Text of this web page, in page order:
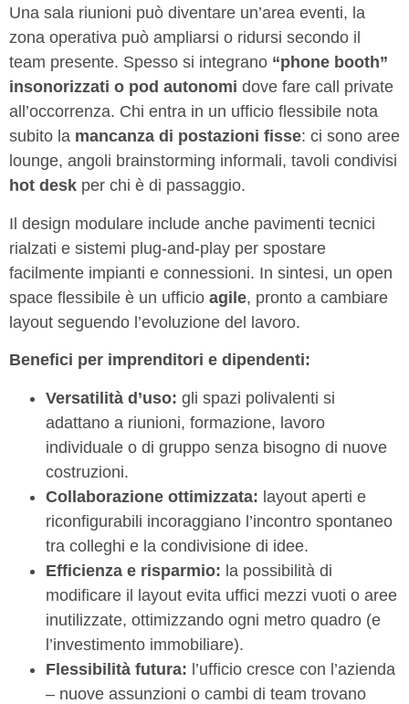
Una sala riunioni può diventare un’area eventi, la
zona operativa può ampliarsi o ridursi secondo il
team presente. Spesso si integrano “phone booth”
insonorizzati o pod autonomi dove fare call private
all’occorrenza. Chi entra in un ufficio flessibile nota
subito la mancanza di postazioni fisse: ci sono aree
lounge, angoli brainstorming informali, tavoli condivisi
hot desk per chi è di passaggio.
Il design modulare include anche pavimenti tecnici
rialzati e sistemi plug-and-play per spostare
facilmente impianti e connessioni. In sintesi, un open
space flessibile è un ufficio agile, pronto a cambiare
layout seguendo l’evoluzione del lavoro.
Benefici per imprenditori e dipendenti:
Versatilità d’uso: gli spazi polivalenti si
adattano a riunioni, formazione, lavoro
individuale o di gruppo senza bisogno di nuove
costruzioni.
Collaborazione ottimizzata: layout aperti e
riconfigurabili incoraggiano l’incontro spontaneo
tra colleghi e la condivisione di idee.
Efficienza e risparmio: la possibilità di
modificare il layout evita uffici mezzi vuoti o aree
inutilizzate, ottimizzando ogni metro quadro (e
l’investimento immobiliare).
Flessibilità futura: l’ufficio cresce con l’azienda
– nuove assunzioni o cambi di team trovano